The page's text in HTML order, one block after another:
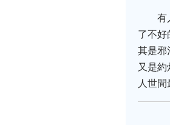
有
了不好
其是邪
又是
人世間